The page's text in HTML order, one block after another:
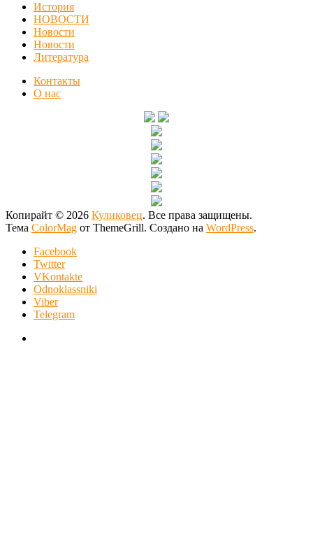
История
НОВОСТИ
Новости
Новости
Литература
Контакты
О нас
Копирайт © 2026 Куликовец. Все права защищены.
Тема ColorMag от ThemeGrill. Создано на WordPress.
Facebook
Twitter
VKontakte
Odnoklassniki
Viber
Telegram